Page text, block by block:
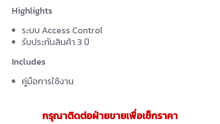
Highlights
ระบบ Access Control
รับประกันสินค้า 3 ปี
Includes
คู่มือการใช้งาน
กรุณาติดต่อฝ่ายขายเพื่อเช็กราคา